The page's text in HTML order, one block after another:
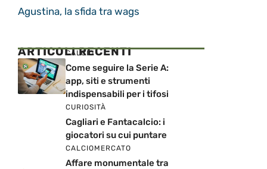
Agustina, la sfida tra wags
ARTICOLI RECENTI
CALCIO
Come seguire la Serie A:
app, siti e strumenti
indispensabili per i tifosi
CURIOSITÀ
Cagliari e Fantacalcio: i
giocatori su cui puntare
CALCIOMERCATO
Affare monumentale tra